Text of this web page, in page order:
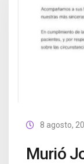
8 agosto,
Murió